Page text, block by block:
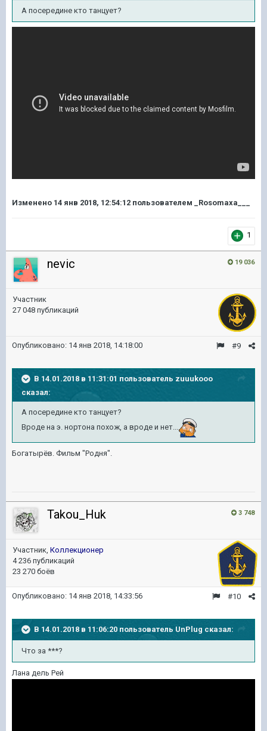
А посередине кто танцует?
Изменено 14 янв 2018, 12:54:12 пользователем _Rosomaxa___
1
19 036
nevic
Участник
27 048 публикаций
#9
Опубликовано: 14 янв 2018, 14:18:00
В 14.01.2018 в 11:31:01 пользователь zuuukooo
сказал:
А посередине кто танцует?
Вроде на э. нортона похож, а вроде и нет...
Богатырёв. Фильм "Родня".
3 748
Takou_Huk
Участник, Коллекционер
4 236 публикаций
23 270 боёв
#10
Опубликовано: 14 янв 2018, 14:33:56
В 14.01.2018 в 11:06:20 пользователь UnPlug сказал:
Что за ***?
Лана дель Рей